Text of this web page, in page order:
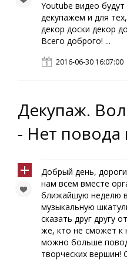
Youtube видео
декупажем и для
декор доски декор
Всего доброго! ...
2016-06-30 16:07:00
Декупаж.
- Нет повода
Добрый день,
нам всем вместе
ближайшую неделю
музыкальную
сказать друг другу
же, кто не сможет к
можно больше
творческих вершин!